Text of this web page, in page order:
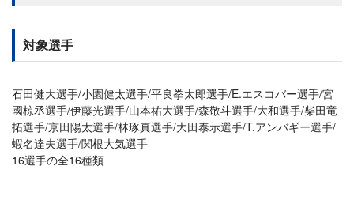
対象選手
石田健大選手/小園健太選手/平良拳太郎選手/E.エスコバー選手/宮
國椋丞選手/伊藤光選手/山本祐大選手/森敬斗選手/大和選手/柴田竜
拓選手/京田陽太選手/林琢真選手/大田泰示選手/T.アンバギー選手/
蝦名達夫選手/関根大気選手
16選手の全16種類